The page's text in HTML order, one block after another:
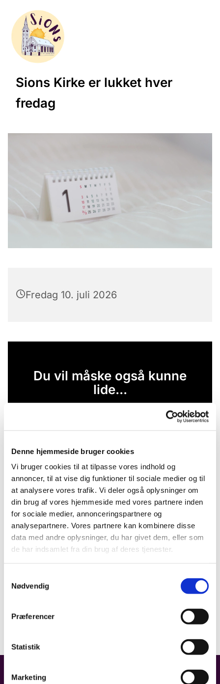
Denne hjemmeside bruger cookies
Vi bruger cookies til at tilpasse vores indhold og
annoncer, til at vise dig funktioner til sociale medier og til
at analysere vores trafik. Vi deler også oplysninger om
din brug af vores hjemmeside med vores partnere inden
for sociale medier, annonceringspartnere og
analysepartnere. Vores partnere kan kombinere disse
data med andre oplysninger, du har givet dem, eller som
de har indsamlet fra din brug af deres tjenester.
Nødvendig
Præferencer
Statistik
Marketing
Sions Kirke er lukket hver
fredag
Fredag 10. juli 2026
Du vil måske også kunne
lide...